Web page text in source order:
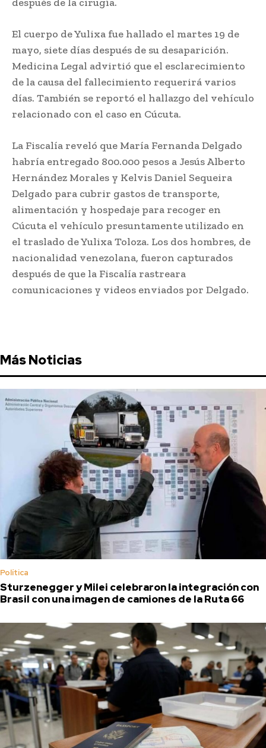
El cuerpo de Yulixa fue hallado el martes 19 de
mayo, siete días después de su desaparición.
Medicina Legal advirtió que el esclarecimiento
de la causa del fallecimiento requerirá varios
días. También se reportó el hallazgo del vehículo
relacionado con el caso en Cúcuta.
La Fiscalía reveló que María Fernanda Delgado
habría entregado 800.000 pesos a Jesús Alberto
Hernández Morales y Kelvis Daniel Sequeira
Delgado para cubrir gastos de transporte,
alimentación y hospedaje para recoger en
Cúcuta el vehículo presuntamente utilizado en
el traslado de Yulixa Toloza. Los dos hombres, de
nacionalidad venezolana, fueron capturados
después de que la Fiscalía rastreara
comunicaciones y videos enviados por Delgado.
Más Noticias
Política
Sturzenegger y Milei celebraron la integración con
Brasil con una imagen de camiones de la Ruta 66